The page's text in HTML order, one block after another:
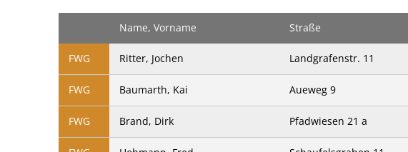
Name, Vorname Straße
FWG Ritter, Jochen Landgrafenstr. 11
FWG Baumarth, Kai Aueweg 9
FWG Brand, Dirk Pfadwiesen 21 a